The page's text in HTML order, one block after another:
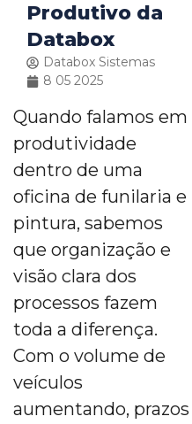
Produtivo da
Databox
Databox Sistemas
8 05 2025
Quando falamos em
produtividade
dentro de uma
oficina de funilaria e
pintura, sabemos
que organização e
visão clara dos
processos fazem
toda a diferença.
Com o volume de
veículos
aumentando, prazos